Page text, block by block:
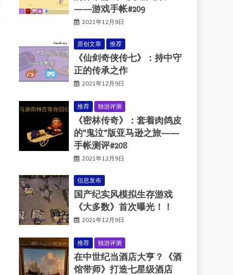
——游戏手帐#209
2021年12月9日
原创文章 推荐
《仙剑奇侠传七》：持中守
正的传承之作
2021年12月9日
推荐 独游评测
《密林传奇》：套着肉鸽皮
的“鬼泣”版亚马逊之旅——
手帐测评#208
2021年12月9日
信息发布
国产纪实风模拟生存游戏
《大多数》首次曝光！！
2021年12月9日
推荐 独游评测
在中世纪当酒店大亨？《酒
馆带师》打造七星级酒店